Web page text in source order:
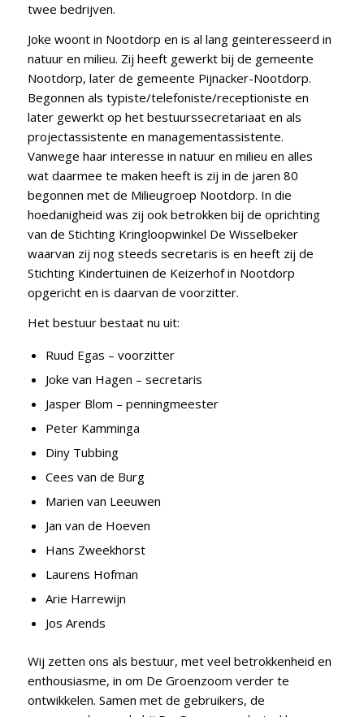
twee bedrijven.
Joke woont in Nootdorp en is al lang geinteresseerd in
natuur en milieu. Zij heeft gewerkt bij de gemeente
Nootdorp, later de gemeente Pijnacker-Nootdorp.
Begonnen als typiste/telefoniste/receptioniste en
later gewerkt op het bestuurssecretariaat en als
projectassistente en managementassistente.
Vanwege haar interesse in natuur en milieu en alles
wat daarmee te maken heeft is zij in de jaren 80
begonnen met de Milieugroep Nootdorp. In die
hoedanigheid was zij ook betrokken bij de oprichting
van de Stichting Kringloopwinkel De Wisselbeker
waarvan zij nog steeds secretaris is en heeft zij de
Stichting Kindertuinen de Keizerhof in Nootdorp
opgericht en is daarvan de voorzitter.
Het bestuur bestaat nu uit:
Ruud Egas – voorzitter
Joke van Hagen – secretaris
Jasper Blom – penningmeester
Peter Kamminga
Diny Tubbing
Cees van de Burg
Marien van Leeuwen
Jan van de Hoeven
Hans Zweekhorst
Laurens Hofman
Arie Harrewijn
Jos Arends
Wij zetten ons als bestuur, met veel betrokkenheid en
enthousiasme, in om De Groenzoom verder te
ontwikkelen. Samen met de gebruikers, de